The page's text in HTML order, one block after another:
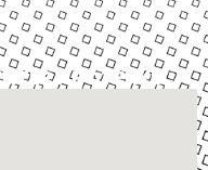
APOTEKKU